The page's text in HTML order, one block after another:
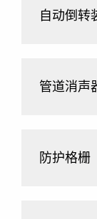
自动倒转
管道消声
防护格栅